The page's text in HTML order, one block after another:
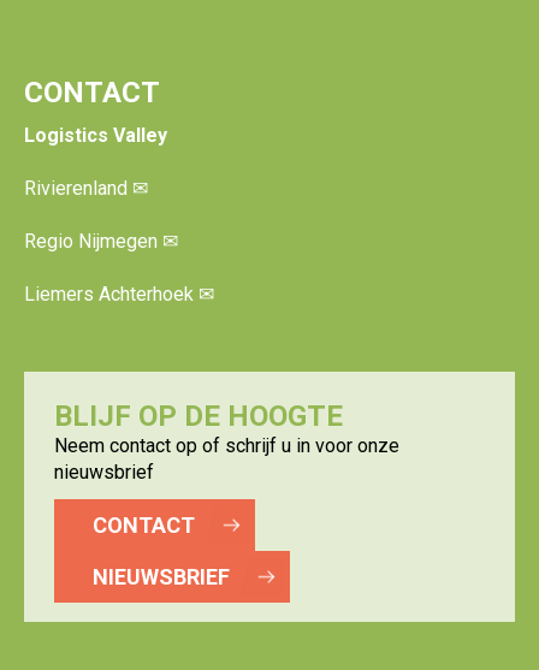
CONTACT
Logistics Valley
Rivierenland ✉
Regio Nijmegen ✉
Liemers Achterhoek ✉
BLIJF OP DE HOOGTE
Neem contact op of schrijf u in voor onze
nieuwsbrief
CONTACT
NIEUWSBRIEF